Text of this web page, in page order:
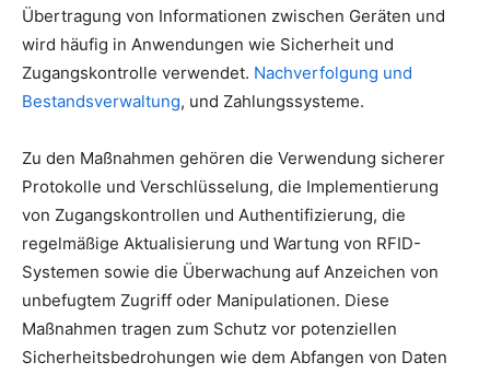
Übertragung von Informationen zwischen Geräten und
wird häufig in Anwendungen wie Sicherheit und
Zugangskontrolle verwendet. Nachverfolgung und
Bestandsverwaltung, und Zahlungssysteme.
Zu den Maßnahmen gehören die Verwendung sicherer
Protokolle und Verschlüsselung, die Implementierung
von Zugangskontrollen und Authentifizierung, die
regelmäßige Aktualisierung und Wartung von RFID-
Systemen sowie die Überwachung auf Anzeichen von
unbefugtem Zugriff oder Manipulationen. Diese
Maßnahmen tragen zum Schutz vor potenziellen
Sicherheitsbedrohungen wie dem Abfangen von Daten